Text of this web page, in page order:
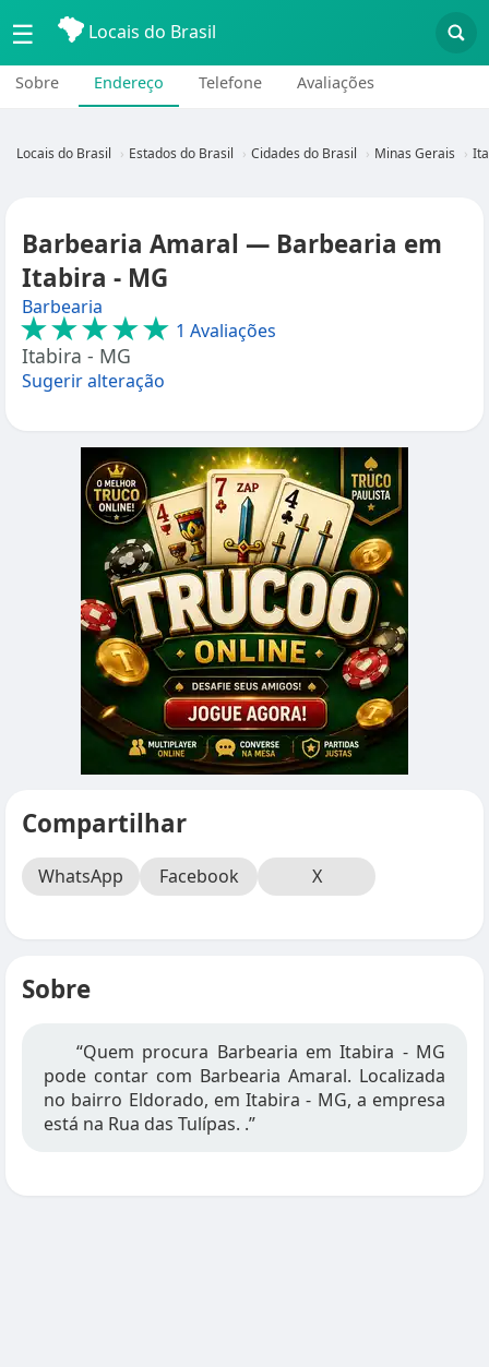
☰ Locais do Brasil
Sobre Endereço Telefone Avaliações
Locais do Brasil Estados do Brasil Cidades do Brasil Minas Gerais
Barbearia Amaral — Barbearia em
Itabira - MG
Barbearia
★★★★★ 1 Avaliações
Itabira - MG
Sugerir alteração
Compartilhar
WhatsApp Facebook X
Sobre
“Quem procura Barbearia em Itabira - MG
pode contar com Barbearia Amaral. Localizada
no bairro Eldorado, em Itabira - MG, a empresa
está na Rua das Tulípas. .”